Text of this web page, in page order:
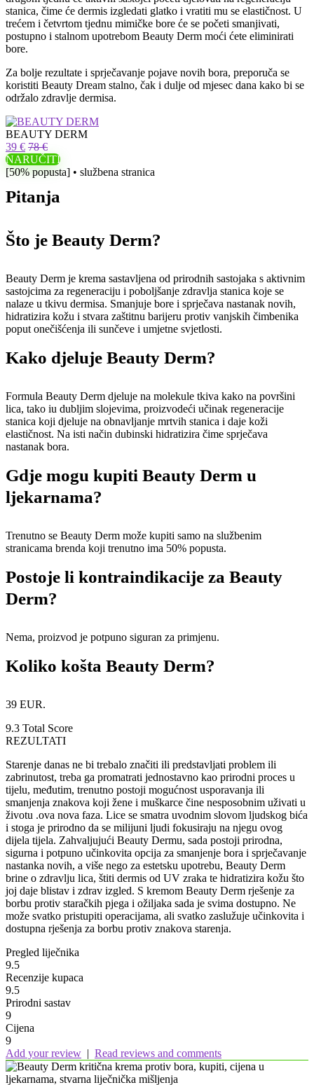
stanica, čime će dermis izgledati glatko i vratiti mu se elastičnost. U
trećem i četvrtom tjednu mimičke bore će se početi smanjivati,
postupno i stalnom upotrebom Beauty Derm moći ćete eliminirati
bore.
Za bolje rezultate i sprječavanje pojave novih bora, preporuča se
koristiti Beauty Dream stalno, čak i dulje od mjesec dana kako bi se
održalo zdravlje dermisa.
BEAUTY DERM
39 € 78 €
NARUČITI
[50% popusta] • službena stranica
Pitanja
Što je Beauty Derm?
Beauty Derm je krema sastavljena od prirodnih sastojaka s aktivnim
sastojcima za regeneraciju i poboljšanje zdravlja stanica koje se
nalaze u tkivu dermisa. Smanjuje bore i sprječava nastanak novih,
hidratizira kožu i stvara zaštitnu barijeru protiv vanjskih čimbenika
poput onečišćenja ili sunčeve i umjetne svjetlosti.
Kako djeluje Beauty Derm?
Formula Beauty Derm djeluje na molekule tkiva kako na površini
lica, tako iu dubljim slojevima, proizvodeći učinak regeneracije
stanica koji djeluje na obnavljanje mrtvih stanica i daje koži
elastičnost. Na isti način dubinski hidratizira čime sprječava
nastanak bora.
Gdje mogu kupiti Beauty Derm u
ljekarnama?
Trenutno se Beauty Derm može kupiti samo na službenim
stranicama brenda koji trenutno ima 50% popusta.
Postoje li kontraindikacije za Beauty
Derm?
Nema, proizvod je potpuno siguran za primjenu.
Koliko košta Beauty Derm?
39 EUR.
9.3 Total Score
REZULTATI
Starenje danas ne bi trebalo značiti ili predstavljati problem ili
zabrinutost, treba ga promatrati jednostavno kao prirodni proces u
tijelu, međutim, trenutno postoji mogućnost usporavanja ili
smanjenja znakova koji žene i muškarce čine nesposobnim uživati ​​u
životu .ova nova faza. Lice se smatra uvodnim slovom ljudskog bića
i stoga je prirodno da se milijuni ljudi fokusiraju na njegu ovog
dijela tijela. Zahvaljujući Beauty Dermu, sada postoji prirodna,
sigurna i potpuno učinkovita opcija za smanjenje bora i sprječavanje
nastanka novih, a više nego za estetsku upotrebu, Beauty Derm
brine o zdravlju lica, štiti dermis od UV zraka te hidratizira kožu što
joj daje blistav i zdrav izgled. S kremom Beauty Derm rješenje za
borbu protiv staračkih pjega i ožiljaka sada je svima dostupno. Ne
može svatko pristupiti operacijama, ali svatko zaslužuje učinkovita i
dostupna rješenja za borbu protiv znakova starenja.
Pregled liječnika
9.5
Recenzije kupaca
9.5
Prirodni sastav
9
Cijena
9
Add your review | Read reviews and comments